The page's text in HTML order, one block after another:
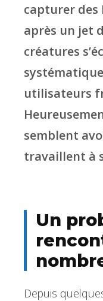
capturer des
après un jet
créatures
utilisateurs
semblent
travaillent à
Un
Depuis